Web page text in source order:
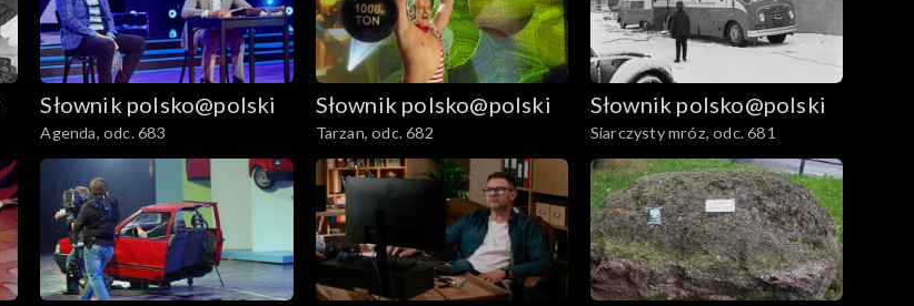
Słownik polsko@polski
Agenda, odc. 683
Słownik polsko@polski
Tarzan, odc. 682
Słownik polsko@polski
Siarczysty mróz, odc. 681